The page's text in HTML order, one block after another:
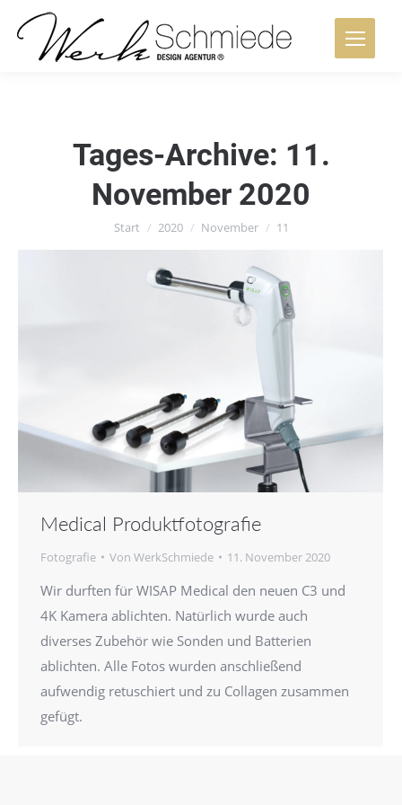
Tages-Archive: 11.
November 2020
Sie befinden sich hier:
Start 2020 November 11
Medical Produktfotografie
Fotografie Von WerkSchmiede 11. November 2020
Wir durften für WISAP Medical den neuen C3 und
4K Kamera ablichten. Natürlich wurde auch
diverses Zubehör wie Sonden und Batterien
ablichten. Alle Fotos wurden anschließend
aufwendig retuschiert und zu Collagen zusammen
gefügt.